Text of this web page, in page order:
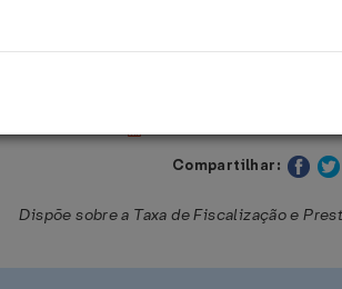
Compartilhar:
Dispõe sobre a Taxa de Fiscalização e